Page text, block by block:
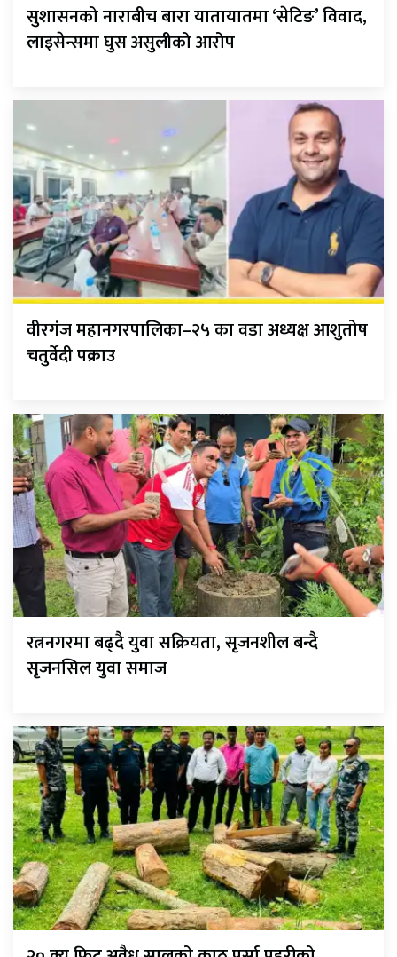
सुशासनको नाराबीच बारा यातायातमा ‘सेटिङ’ विवाद,
लाइसेन्समा घुस असुलीको आरोप
वीरगंज महानगरपालिका–२५ का वडा अध्यक्ष आशुतोष
चतुर्वेदी पक्राउ
रत्ननगरमा बढ्दै युवा सक्रियता, सृजनशील बन्दै
सृजनसिल युवा समाज